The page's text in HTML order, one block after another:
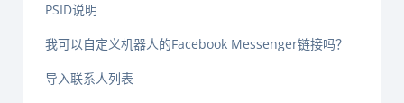
PSID说明
我可以自定义机器人的Facebook Messenger链接吗？
导入联系人列表